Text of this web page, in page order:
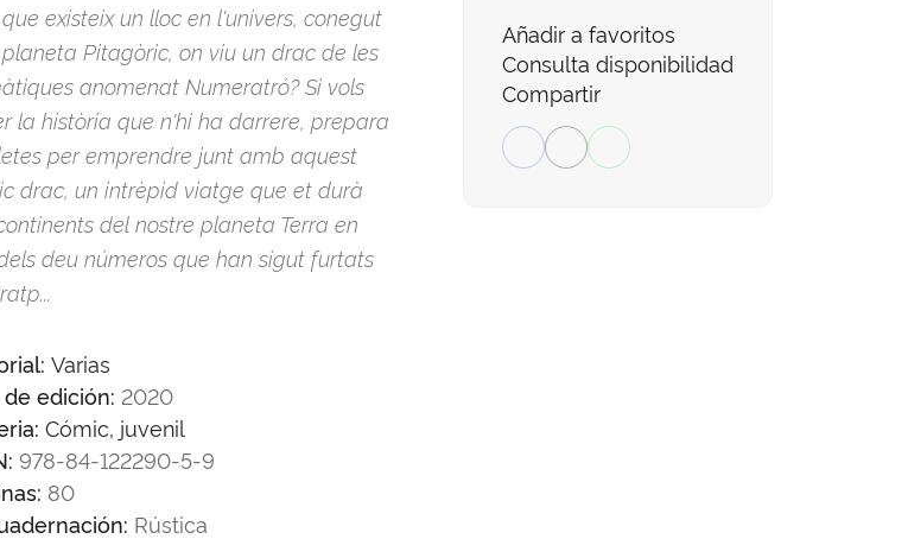
existeix un lloc en l'univers, conegut
Pitagòric, on viu un drac de les
anomenat Numeratró? Si vols
la història que n'hi ha darrere, prepara
per emprendre junt amb aquest
drac, un intrèpid viatge que et durà
del nostre planeta Terra en
deu números que han sigut furtats
Varias
de edición: 2020
Cómic, juvenil
978-84-122290-5-9
80
Rústica
Añadir a favoritos
Consulta disponibilidad
Compartir